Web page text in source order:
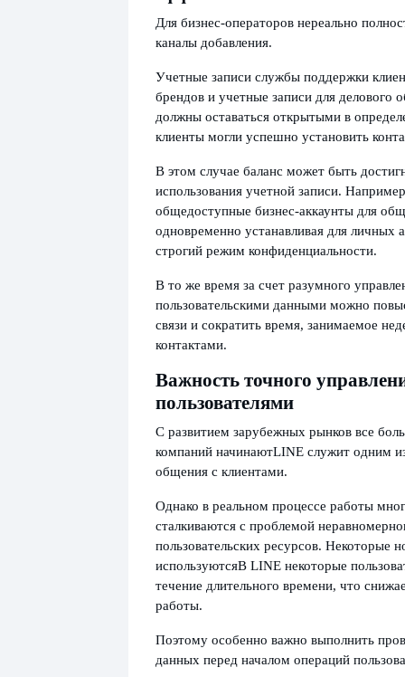
Для бизнес-операторов нереально
каналы добавления.
Учетные записи службы поддержки
брендов и учетные записи для делового
должны оставаться открытыми в
клиенты могли успешно установить
В этом случае баланс может быть
использования учетной записи.
общедоступные бизнес-аккаунты для
одновременно устанавливая для личных
строгий режим конфиденциальности.
В то же время за счет разумного
пользовательскими данными можно
связи и сократить время, занимаемое
контактами.
Важность точного
пользователями
С развитием зарубежных рынков все
компаний начинаютLINE служит одним
общения с клиентами.
Однако в реальном процессе работы
сталкиваются с проблемой
пользовательских ресурсов. Некоторые
используютсяВ LINE некоторые
течение длительного времени, что
работы.
Поэтому особенно важно выполнить
данных перед началом операций